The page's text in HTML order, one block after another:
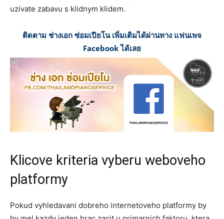
uzivate zabavu s klidnym klidem.
ติดตาม ช่างเอก ซ่อมเปียโน เพิ่มเติมได้ผ่านทาง แฟนเพจ
Facebook ได้เลย
Klicove kriteria vyberu weboveho
platformy
Pokud vyhledavani dobreho internetoveho platformy by